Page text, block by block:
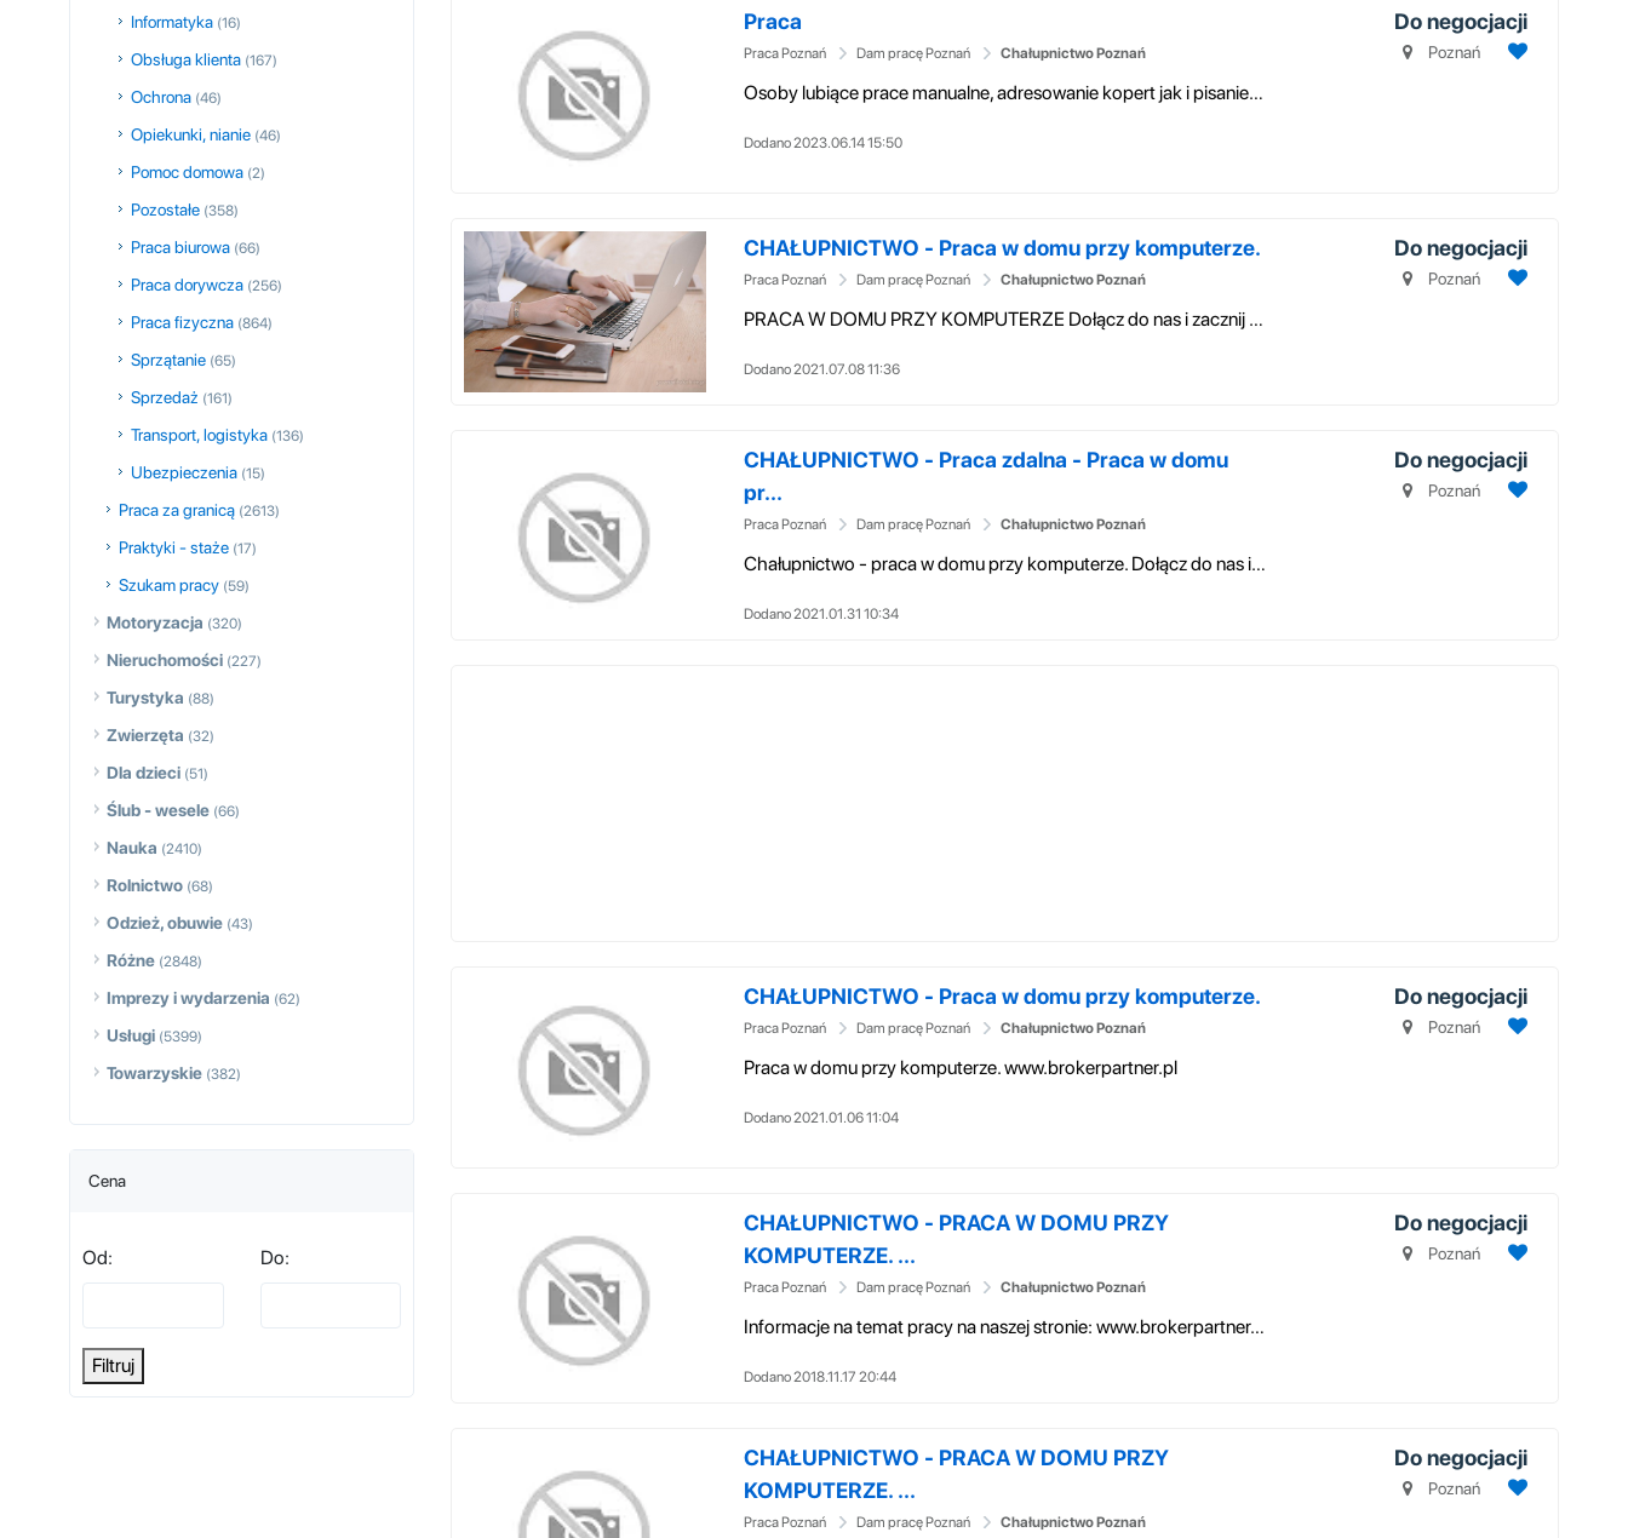
Informatyka (16)
Obsługa klienta (167)
Ochrona (46)
Opiekunki, nianie (46)
Pomoc domowa (2)
Pozostałe (358)
Praca biurowa (66)
Praca dorywcza (256)
Praca fizyczna (864)
Sprzątanie (65)
Sprzedaż (161)
Transport, logistyka (136)
Ubezpieczenia (15)
Praca za granicą (2613)
Praktyki - staże (17)
Szukam pracy (59)
Motoryzacja (320)
Nieruchomości (227)
Turystyka (88)
Zwierzęta (32)
Dla dzieci (51)
Ślub - wesele (66)
Nauka (2410)
Rolnictwo (68)
Odzież, obuwie (43)
Różne (2848)
Imprezy i wydarzenia (62)
Usługi (5399)
Towarzyskie (382)
Cena
Od: Do:
Filtruj
Praca
Praca Poznań Dam pracę Poznań Chałupnictwo Poznań
Osoby lubiące prace manualne, adresowanie kopert jak i pisanie oraz wyp...
Dodano 2023.06.14 15:50
Do negocjacji
Poznań
CHAŁUPNICTWO - Praca w domu przy komputerze.
Praca Poznań Dam pracę Poznań Chałupnictwo Poznań
PRACA W DOMU PRZY KOMPUTERZE Dołącz do nas i zacznij zarabiać w domu. ...
Dodano 2021.07.08 11:36
Do negocjacji
Poznań
CHAŁUPNICTWO - Praca zdalna - Praca w domu
pr...
Praca Poznań Dam pracę Poznań Chałupnictwo Poznań
Chałupnictwo - praca w domu przy komputerze. Dołącz do nas i zacznij zar...
Dodano 2021.01.31 10:34
Do negocjacji
Poznań
CHAŁUPNICTWO - Praca w domu przy komputerze.
Praca Poznań Dam pracę Poznań Chałupnictwo Poznań
Praca w domu przy komputerze. www.brokerpartner.pl
Dodano 2021.01.06 11:04
Do negocjacji
Poznań
CHAŁUPNICTWO - PRACA W DOMU PRZY
KOMPUTERZE. ...
Praca Poznań Dam pracę Poznań Chałupnictwo Poznań
Informacje na temat pracy na naszej stronie: www.brokerpartner.pl
Dodano 2018.11.17 20:44
Do negocjacji
Poznań
CHAŁUPNICTWO - PRACA W DOMU PRZY
KOMPUTERZE. ...
Praca Poznań Dam pracę Poznań Chałupnictwo Poznań
Do negocjacji
Poznań